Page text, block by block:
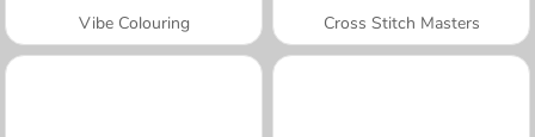
Vibe Colouring Cross Stitch Masters